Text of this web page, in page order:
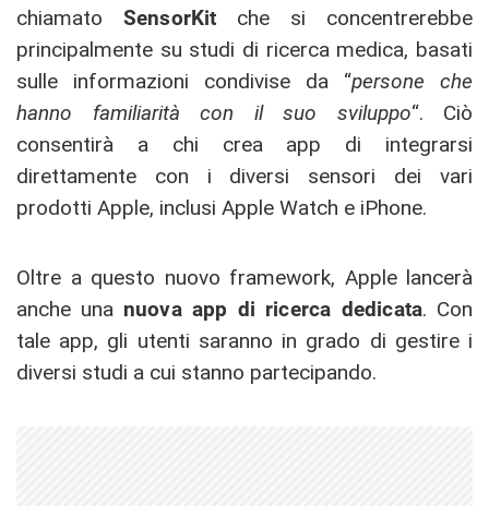
chiamato SensorKit che si concentrerebbe
principalmente su studi di ricerca medica, basati
sulle informazioni condivise da “persone che
hanno familiarità con il suo sviluppo“. Ciò
consentirà a chi crea app di integrarsi
direttamente con i diversi sensori dei vari
prodotti Apple, inclusi Apple Watch e iPhone.
Oltre a questo nuovo framework, Apple lancerà
anche una nuova app di ricerca dedicata. Con
tale app, gli utenti saranno in grado di gestire i
diversi studi a cui stanno partecipando.